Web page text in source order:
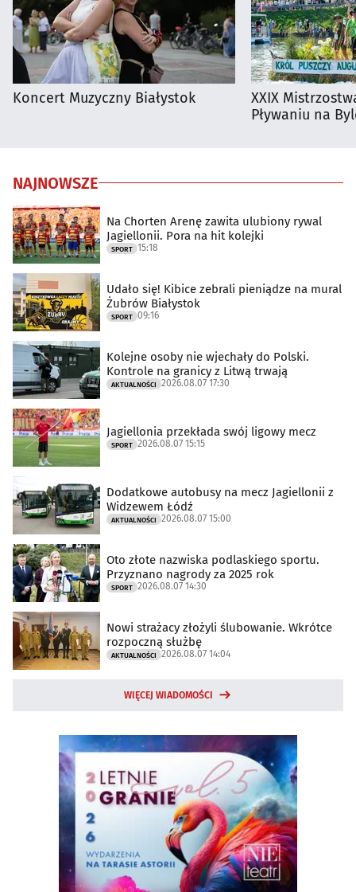
Koncert Muzyczny Białystok
XXIX
Pływaniu na
NAJNOWSZE
Na Chorten Arenę zawita ulubiony rywal
Jagiellonii. Pora na hit kolejki
SPORT 15:18
Udało się! Kibice zebrali pieniądze na mural
Żubrów Białystok
SPORT 09:16
Kolejne osoby nie wjechały do Polski.
Kontrole na granicy z Litwą trwają
AKTUALNOŚCI 2026.08.07 17:30
Jagiellonia przekłada swój ligowy mecz
SPORT 2026.08.07 15:15
Dodatkowe autobusy na mecz Jagiellonii z
Widzewem Łódź
AKTUALNOŚCI 2026.08.07 15:00
Oto złote nazwiska podlaskiego sportu.
Przyznano nagrody za 2025 rok
SPORT 2026.08.07 14:30
Nowi strażacy złożyli ślubowanie. Wkrótce
rozpoczną służbę
AKTUALNOŚCI 2026.08.07 14:04
WIĘCEJ WIADOMOŚCI